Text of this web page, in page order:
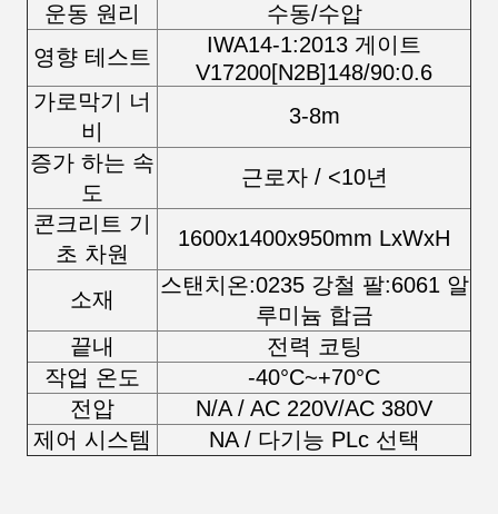
운동 원리
수동/수압
영향 테스트
IWA14-1:2013 게이트
V17200[N2B]148/90:0.6
가로막기 너
비
3-8m
증가 하는 속
도
근로자 / <10년
콘크리트 기
초 차원
1600x1400x950mm LxWxH
소재
스탠치온:0235 강철 팔:6061 알
루미늄 합금
끝내
전력 코팅
작업 온도
-40°C~+70°C
전압
N/A / AC 220V/AC 380V
제어 시스템
NA / 다기능 PLc 선택